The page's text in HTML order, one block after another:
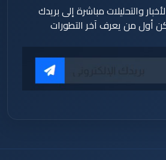
والتحليلات مباشرة إلى بريدك
أول من يعرف آخر التطورات